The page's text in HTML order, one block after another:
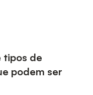
tipos de
podem ser